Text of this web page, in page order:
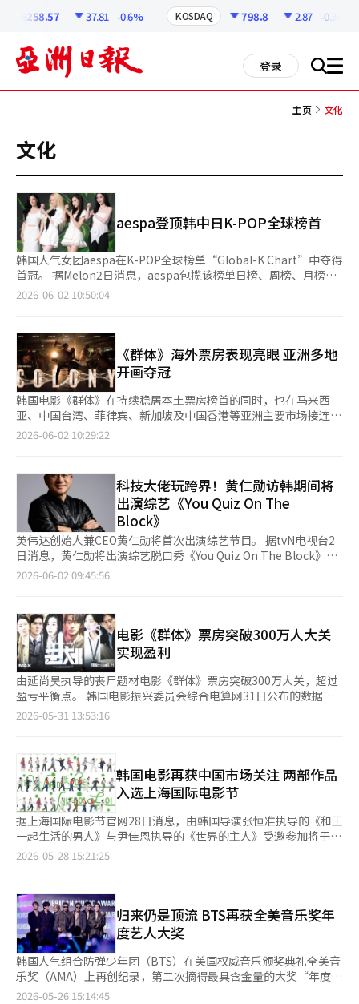
6258.57 37.81 -0.6% KOSDAQ 798.8 2.87 -0.36%
登录 搜 all
主页 文化
文化
aespa登顶韩中日K-POP全球榜首
韩国人气女团aespa在K-POP全球榜单“Global-K Chart”中夺得
首冠。 据Melon2日消息，aespa包揽该榜单日榜、周榜、月榜三
项冠军。“Global-K Chart”由韩国音乐平台Melon与中国QQ音
还综合粉丝活跃度等多项指标，全面评估K-POP艺人的全球影响
力。 aespa凭借正规二辑《LEMONADE》及与G-Dragon（权志
龙）合作的新曲《WDA》引发广泛热议，成功登顶首期榜单。BTS
以今年3月发布的正规五辑《ARIRA
2026-06-02 10:50:04
《群体》海外票房表现亮眼 亚洲多地
开画夺冠
韩国电影《群体》在持续稳居本土票房榜首的同时，也在马来西
亚、中国台湾、菲律宾、新加坡及中国香港等亚洲主要市场接连拿
下开画票房冠军，海外市场表现亮眼。 据发行公司SHOWBOX消
片累计票房约1580万马来西亚林吉特（约合人民币2696万元），
进一步超过《釜山行》，升至历代韩国电影票房第2位。 同日上映
的中国台湾市场，截至5月31日累计票房约达1.15亿新台币。菲律
宾市场则于5月27日上映后5天内实现约6850万菲
2026-06-02 10:29:22
科技大佬玩跨界！黄仁勋访韩期间将
出演综艺《You Quiz On The
Block》
英伟达创始人兼CEO黄仁勋将首次出演综艺节目。 据tvN电视台2
日消息，黄仁勋将出演综艺脱口秀《You Quiz On The Block》。
黄仁勋将于本月4日起对韩国进行访问，英伟达以图形芯片企业，
分享他从一名洗碗少年成长为全球市值第一企业CEO的人生故事，
展现他读懂AI时代潮流并展望未来的洞察力，以及对未来社会人才
标准的思考。这期节目将于本月内播出。
2026-06-02 09:45:56
电影《群体》票房突破300万人大关
实现盈利
由延尚昊执导的丧尸题材电影《群体》票房突破300万大关，超过
盈亏平衡点。 韩国电影振兴委员会综合电算网31日公布的数据显
示，截止前日《群体》累计吸引观众人数已达310.9万人次。《群
《与王生活的男人》上映第14天突破300万观影人次的速度。 《群
体》讲述因不明病毒导致一栋建筑被封锁，感染者以不可预测的方
式不断进化后，对生还者构成威胁的故事，由全智贤、具教焕、池
昌旭、申铉彬、金信禄、
2026-05-31 13:53:16
韩国电影再获中国市场关注 两部作品
入选上海国际电影节
据上海国际电影节官网28日消息，由韩国导演张恒准执导的《和王
一起生活的男人》与尹佳恩执导的《世界的主人》受邀参加将于6
月12日至21日举行的第28届上海国际电影节“年度亚洲电影
商业性与作品性的热门影片。 其中，《和王一起生活的男人》在
韩国累计观影人次达到1688万，目前位列韩国影史票房第二。上
海国际电影节方面通过官方微信公众号将该片介绍为“今年韩国票
房表现最亮眼的作品”。
2026-05-28 15:21:25
归来仍是顶流 BTS再获全美音乐奖年
度艺人大奖
韩国人气组合防弹少年团（BTS）在美国权威音乐颁奖典礼全美音
乐奖（AMA）上再创纪录，第二次摘得最具含金量的大奖“年度艺
人”（Artist Of The Year）。 当地时间25日，第52届全美音乐奖
2026-05-26 15:14:45